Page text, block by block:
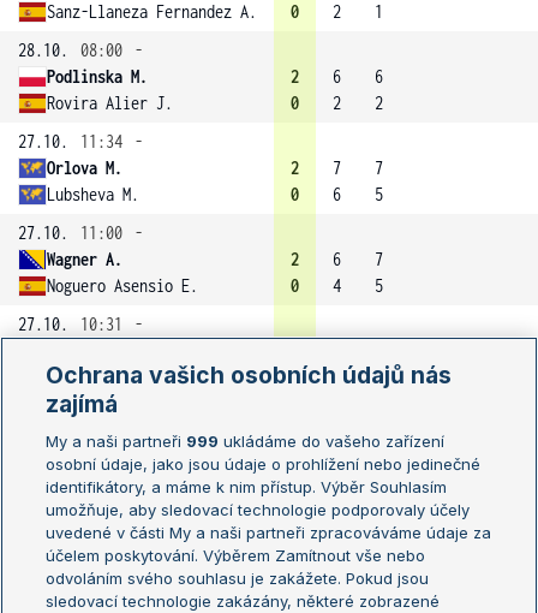
Sanz-Llaneza Fernandez A.
0
2
1
28.10.
08:00
-
Podlinska M.
Rovira Alier J.
2
0
6
2
6
2
27.10.
11:34
-
Orlova M.
Lubsheva M.
2
0
7
6
7
5
27.10.
11:00
-
Wagner A.
Noguero Asensio E.
2
0
6
4
7
5
27.10.
10:31
-
Sanz-Llaneza Fernandez A.
0
2
2
27.10. 09:30
Alcaide Bakari M.
Rovira Alier J.
2
0
7
5
7
5
27.10.
09:28
-
Monakhova D.
Bokova V.
2
0
6
4
6
2
27.10. 08:03 -
Ochrana vašich osobních údajů nás
zajímá
My a naši partneři 999 ukládáme do vašeho zařízení
osobní údaje, jako jsou údaje o prohlížení nebo jedinečné
identifikátory, a máme k nim přístup. Výběr Souhlasím
umožňuje, aby sledovací technologie podporovaly účely
uvedené v části My a naši partneři zpracováváme údaje za
účelem poskytování. Výběrem Zamítnout vše nebo
odvoláním svého souhlasu je zakážete. Pokud jsou
sledovací technologie zakázány, některé zobrazené